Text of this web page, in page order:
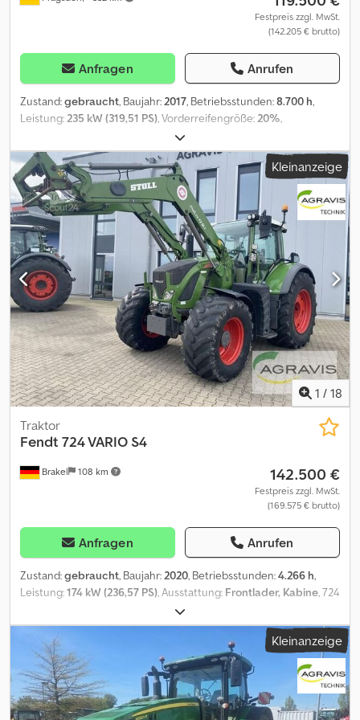
Festpreis zzgl. MwSt.
(142.205 € brutto)
Anfragen Anrufen
Zustand:gebraucht, Baujahr:2017, Betriebsstunden:8.700 h,
Leistung:235 kW (319,51 PS), Vorderreifengröße:20%,
, Reifenzustand:
Allradantrieb, Bordcomputer, Fronthubwerk, Kabine,
Klimaanlage, Betriebsstunden:8700, Steuergerät - Doppelt
wirkend (4x), Dreipunkt / Heckhubwerkanhängung, Elektronische
Hubwerksregelung (EHR), Radio_____,Lagerort:Kunde Dsdpfx Aoyu
Enhsmkeck
Kleinanzeige
1 / 18
Brakel 108 km
Traktor
Fendt 724 VARIO S4
142.500 €
Festpreis zzgl. MwSt.
(169.575 € brutto)
Anfragen Anrufen
Zustand:gebraucht, Baujahr:2020, Betriebsstunden:4.266 h,
Leistung:174 kW (236,57 PS), Ausstattung: Frontlader, Kabine, 724
VARIO S4 (0010) Fendt Schlepper HX-BG 724 (0020) T743 Fendt
724 Vario Grundschlepper (0030) C332 ProfiPlus Version (0040)
M038 Kraftstoffvorfilter beheizt (0050) K040 Oberlenker SK hydr.
Kat. 3/2/ 90 (0060) H180 Hydraulikpumpe 152 l/min (0070) H020
Zusatzventile dw 1/1-1/3 Heck DUDK (0080) H201
Hydraulikventilbetätigung extern (0090) H200 Power-Beyond
(0100) H163 Rücklauf Heck drucklos (0110) H087 Zusatzventil dw
Kleinanzeige